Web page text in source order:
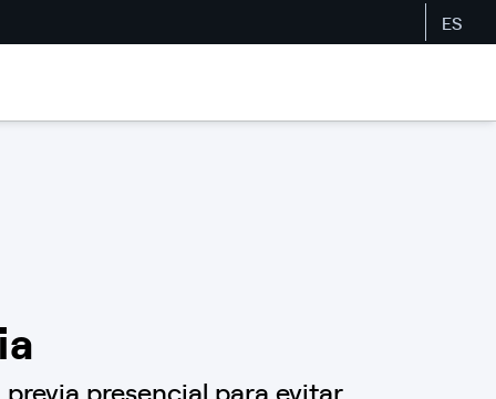
ES
presencial para evitar